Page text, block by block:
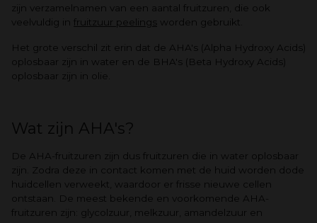
zijn verzamelnamen van een aantal fruitzuren, die ook
veelvuldig in fruitzuur peelings worden gebruikt.
Het grote verschil zit erin dat de AHA's (Alpha Hydroxy Acids)
oplosbaar zijn in water en de BHA's (Beta Hydroxy Acids)
oplosbaar zijn in olie.
Wat zijn AHA's?
De AHA-fruitzuren zijn dus fruitzuren die in water oplosbaar
zijn. Zodra deze in contact komen met de huid worden dode
huidcellen verweekt, waardoor er frisse nieuwe cellen
ontstaan. De meest bekende en voorkomende AHA-
fruitzuren zijn: glycolzuur, melkzuur, amandelzuur en